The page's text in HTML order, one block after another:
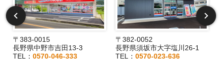
〒383-0015
長野県中野市吉田13-3
TEL： 0570-046-333
〒382-0052
長野県須坂市大字塩川26-1
TEL：0570-023-636